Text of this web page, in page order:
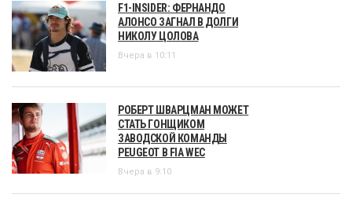
F1-INSIDER: ФЕРНАНДО
АЛОНСО ЗАГНАЛ В ДОЛГИ
НИКОЛУ ЦОЛОВА
Вчера в 10:11
РОБЕРТ ШВАРЦМАН МОЖЕТ
СТАТЬ ГОНЩИКОМ
ЗАВОДСКОЙ КОМАНДЫ
PEUGEOT В FIA WEC
Вчера в 9:10